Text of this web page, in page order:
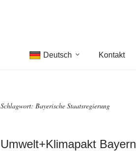
Deutsch Kontakt
Schlagwort: Bayerische Staatsregierung
Umwelt+Klimapakt Bayern